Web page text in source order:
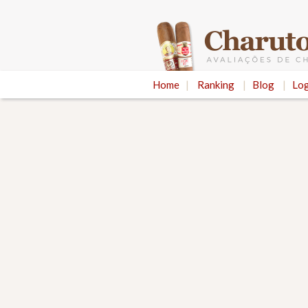
Home | Ranking | Blog |